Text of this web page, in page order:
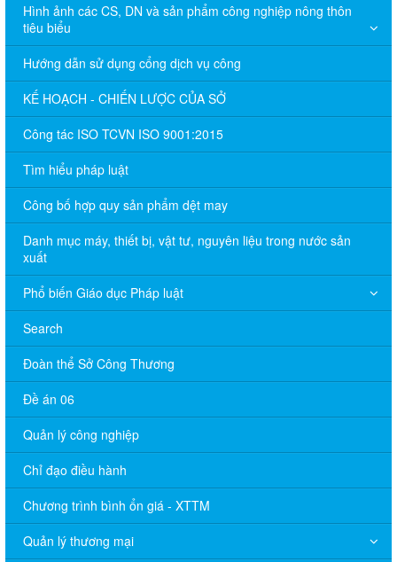
Hình ảnh các CS, DN và sản phẩm công nghiệp nông thôn
tiêu biểu
Hướng dẫn sử dụng cổng dịch vụ công
KẾ HOẠCH - CHIẾN LƯỢC CỦA SỞ
Công tác ISO TCVN ISO 9001:2015
Tìm hiểu pháp luật
Công bố hợp quy sản phẩm dệt may
Danh mục máy, thiết bị, vật tư, nguyên liệu trong nước sản
xuất
Phổ biến Giáo dục Pháp luật
Search
Đoàn thể Sở Công Thương
Đề án 06
Quản lý công nghiệp
Chỉ đạo điều hành
Chương trình bình ổn giá - XTTM
Quản lý thương mại